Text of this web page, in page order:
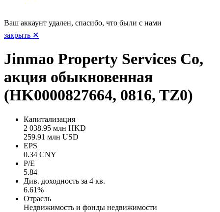
Ваш аккаунт удален, спасибо, что были с нами
закрыть ✕
Jinmao Property Services Co,
акция обыкновенная
(HK0000827664, 0816, TZ0)
Капитализация
2 038.95 млн HKD
259.91 млн USD
EPS
0.34 CNY
P/E
5.84
Див. доходность за 4 кв.
6.61%
Отрасль
Недвижимость и фонды недвижимости